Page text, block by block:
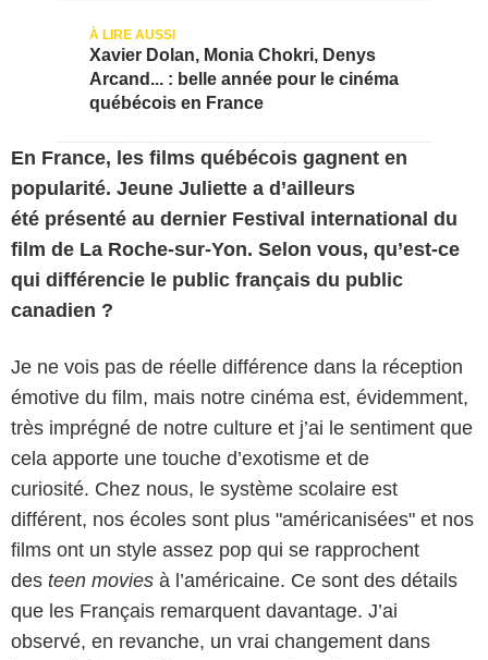
Xavier Dolan, Monia Chokri, Denys
Arcand... : belle année pour le cinéma
québécois en France
En France, les films québécois gagnent en
popularité. Jeune Juliette a d’ailleurs
été présenté au dernier Festival international du
film de La Roche-sur-Yon. Selon vous, qu’est-ce
qui différencie le public français du public
canadien ?
Je ne vois pas de réelle différence dans la réception
émotive du film, mais notre cinéma est, évidemment,
très imprégné de notre culture et j’ai le sentiment que
cela apporte une touche d’exotisme et de
curiosité. Chez nous, le système scolaire est
différent, nos écoles sont plus "américanisées" et nos
films ont un style assez pop qui se rapprochent
des teen movies à l’américaine. Ce sont des détails
que les Français remarquent davantage. J’ai
observé, en revanche, un vrai changement dans